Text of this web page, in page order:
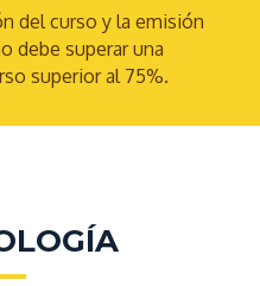
del curso y la emisión
debe superar una
superior al 75%.